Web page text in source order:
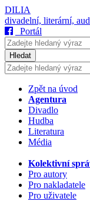
DILIA
divadelní, literární,
Portál
Hledat
Zpět na úvod
Agentura
Divadlo
Hudba
Literatura
Média
Kolektivní
Pro autory
Pro nakladatele
Pro uživatele